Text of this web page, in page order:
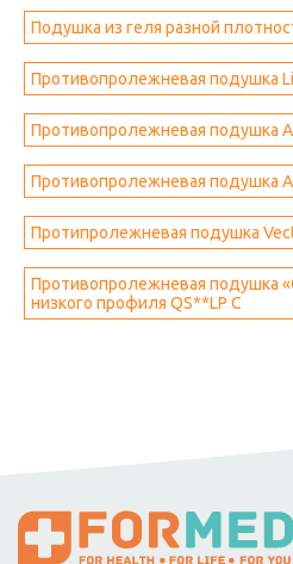
Подушка из геля разной
Противопролежневая подушка
Противопролежневая подушка
Противопролежневая подушка
Протипролежневая подушка
Противопролежневая подушка
низкого профиля QS**LP C